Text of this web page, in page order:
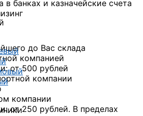
в банках и казначейские счета
до Вас склада
компанией
от 500 рублей
компании
компании
от 250 рублей. В пределах